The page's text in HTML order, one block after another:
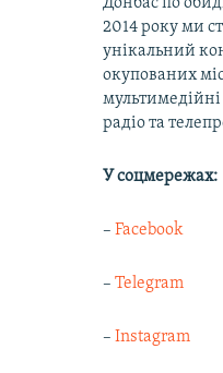
2014 року ми
унікальний
окупованих
радіо та
У соцмережах:
– Facebook
– Telegram
– Instagram